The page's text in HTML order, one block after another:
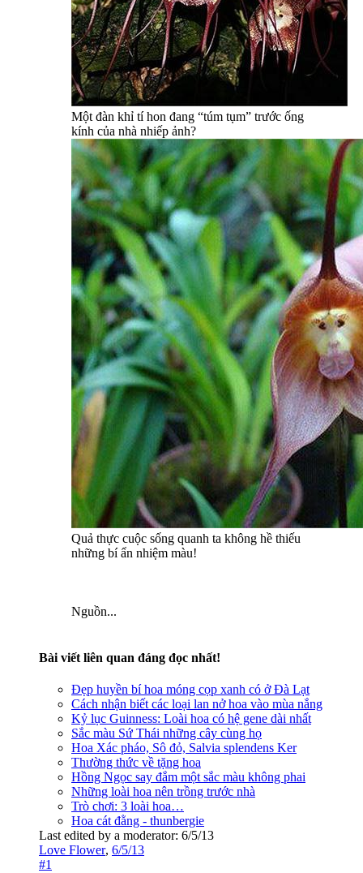
Một đàn khỉ tí hon đang “túm tụm” trước ống
kính của nhà nhiếp ảnh?
Quả thực cuộc sống quanh ta không hề thiếu
những bí ẩn nhiệm màu!
Nguồn...
Bài viết liên quan đáng đọc nhất!
Đẹp huyền bí hoa móng cọp xanh có ở Đà Lạt
Cách nhận biết các loại lan nở hoa vào mùa nắng
Kỷ lục Guinness: Loài hoa có hệ gene dài nhất
Sắc màu Sứ Thái những cây cùng họ
Hoa Xác pháo, Sô đỏ, Salvia splendens Ker
Thường thức về tặng hoa
Hồng Ngọc say đắm một sắc màu không phai
Những loài hoa nên trồng trước nhà
Trò chơi: 3 loài hoa…
Hoa cát đằng - thunbergie
Last edited by a moderator: 6/5/13
Love Flower, 6/5/13
#1